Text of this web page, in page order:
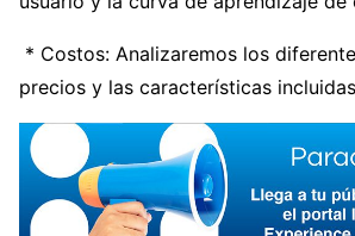
* Costos: Analizaremos los
precios y las características